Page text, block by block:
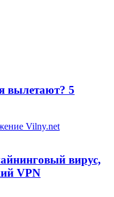
вылетают? 5
вирус,
VPN